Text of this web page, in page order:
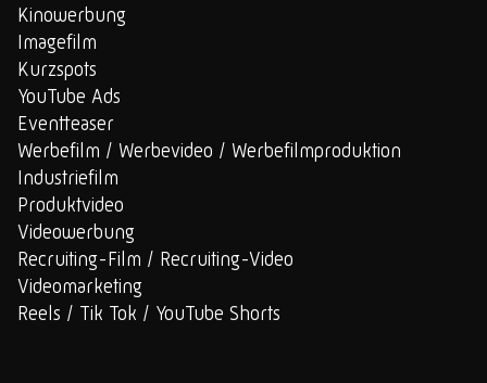
Kinowerbung
Imagefilm
Kurzspots
YouTube Ads
Eventteaser
Werbefilm / Werbevideo / Werbefilmproduktion
Industriefilm
Produktvideo
Videowerbung
Recruiting-Film / Recruiting-Video
Videomarketing
Reels / Tik Tok / YouTube Shorts